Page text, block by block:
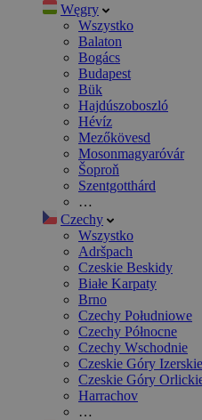
Węgry
Wszystko
Balaton
Bogács
Budapest
Bük
Hajdúszoboszló
Hévíz
Mezőkövesd
Mosonmagyaróvár
Šoproň
Szentgotthárd
…
Czechy
Wszystko
Adršpach
Czeskie Beskidy
Białe Karpaty
Brno
Czechy Południowe
Czechy Północne
Czechy Wschodnie
Czeskie Góry Izerskie
Czeskie Góry
Harrachov
…